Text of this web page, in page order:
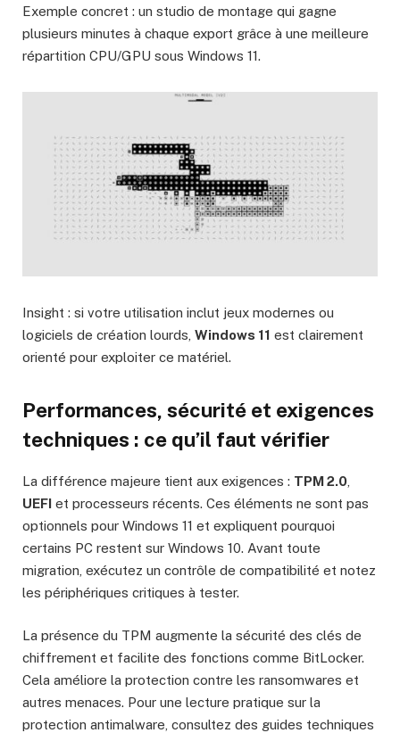
Exemple concret : un studio de montage qui gagne
plusieurs minutes à chaque export grâce à une meilleure
répartition CPU/GPU sous Windows 11.
Insight : si votre utilisation inclut jeux modernes ou
logiciels de création lourds, Windows 11 est clairement
orienté pour exploiter ce matériel.
Performances, sécurité et exigences
techniques : ce qu’il faut vérifier
La différence majeure tient aux exigences : TPM 2.0
UEFI et processeurs récents. Ces éléments ne sont pas
optionnels pour Windows 11 et expliquent pourquoi
certains PC restent sur Windows 10. Avant toute
migration, exécutez un contrôle de compatibilité et notez
les périphériques critiques à tester.
La présence du TPM augmente la sécurité des clés de
chiffrement et facilite des fonctions comme BitLocker.
Cela améliore la protection contre les ransomwares et
autres menaces. Pour une lecture pratique sur la
protection antimalware, consultez des guides techniques